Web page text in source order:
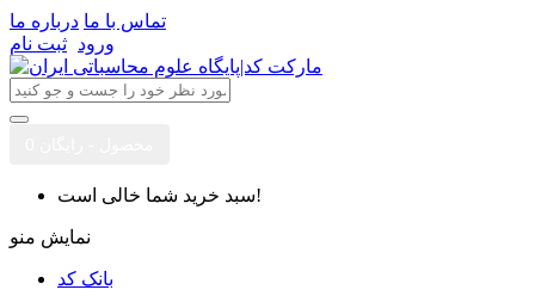
تماس با ما درباره ما
ورود ثبت نام
سبد خرید شما خالی است!
نمایش منو
بانک کد